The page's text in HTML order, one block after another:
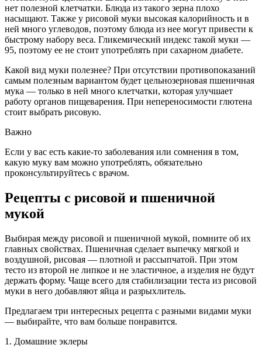
нет полезной клетчатки. Блюда из такого зерна плохо
насыщают. Также у рисовой муки высокая калорийность и в
ней много углеводов, поэтому блюда из нее могут привести к
быстрому набору веса. Гликемический индекс такой муки —
95, поэтому ее не стоит употреблять при сахарном диабете.
Какой вид муки полезнее? При отсутствии противопоказаний
самым полезным вариантом будет цельнозерновая пшеничная
мука — только в ней много клетчатки, которая улучшает
работу органов пищеварения. При непереносимости глютена
стоит выбрать рисовую.
Важно
Если у вас есть какие-то заболевания или сомнения в том,
какую муку вам можно употреблять, обязательно
проконсультируйтесь с врачом.
Рецепты с рисовой и пшеничной
мукой
Выбирая между рисовой и пшеничной мукой, помните об их
главных свойствах. Пшеничная сделает выпечку мягкой и
воздушной, рисовая — плотной и рассыпчатой. При этом
тесто из второй не липкое и не эластичное, а изделия не будут
держать форму. Чаще всего для стабилизации теста из рисовой
муки в него добавляют яйца и разрыхлитель.
Предлагаем три интересных рецепта с разными видами муки
— выбирайте, что вам больше понравится.
1. Домашние эклеры